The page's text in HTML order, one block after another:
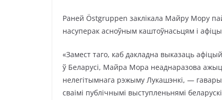
Раней Östgruppen заклікала Майру Мору
насуперак асноўным каштоўнасьцям і
«Замест таго, каб дакладна выказаць
ў Беларусі, Майра Мора неаднаразова
нелегітымнага рэжыму Лукашэнкі, —
сваімі публічнымі выступленьнямі